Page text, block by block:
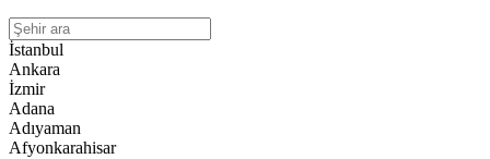
İstanbul
Ankara
İzmir
Adana
Adıyaman
Afyonkarahisar